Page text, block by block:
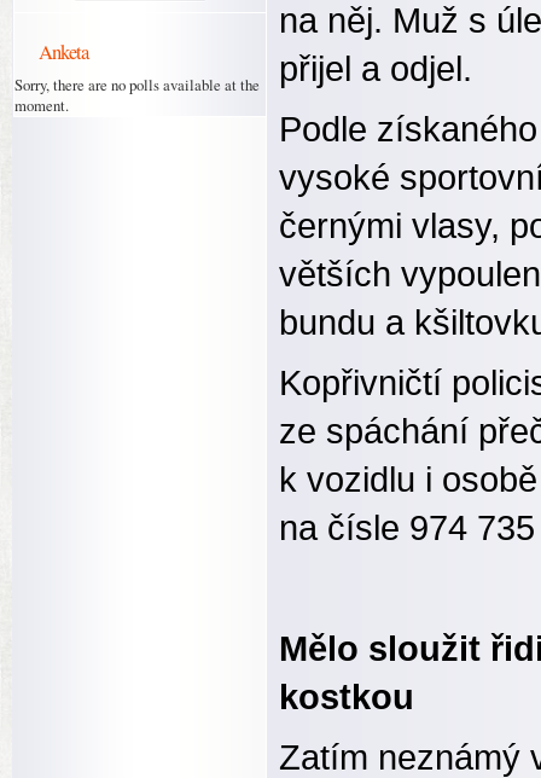
Anketa
Sorry, there are no polls available at the
moment.
na něj. Muž s
přijel a odjel.
Podle
vysoké
černými vlasy,
větších
bundu a
Kopřivničtí
ze spáchání
k vozidlu i
na čísle 974
Mělo sloužit
kostkou
Zatím neznámý